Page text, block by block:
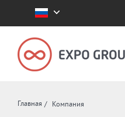
Главная Компания